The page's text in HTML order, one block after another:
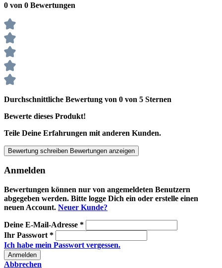
0 von 0 Bewertungen
Durchschnittliche Bewertung von 0 von 5 Sternen
Bewerte dieses Produkt!
Teile Deine Erfahrungen mit anderen Kunden.
Bewertung schreiben Bewertungen anzeigen
Anmelden
Bewertungen können nur von angemeldeten Benutzern
abgegeben werden. Bitte logge Dich ein oder erstelle einen
neuen Account. Neuer Kunde?
Deine E-Mail-Adresse *
Ihr Passwort *
Ich habe mein Passwort vergessen.
Anmelden
Abbrechen